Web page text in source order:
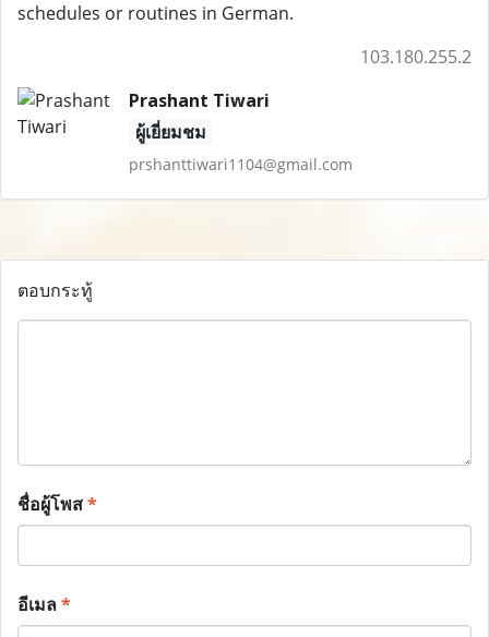
schedules or routines in German.
103.180.255.2
Prashant Tiwari
ผู้เยี่ยมชม
prshanttiwari1104@gmail.com
ตอบกระทู้
ชื่อผู้โพส*
อีเมล*